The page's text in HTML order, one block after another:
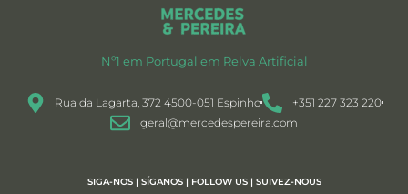
Nº1 em Portugal em Relva Artificial
Rua da Lagarta, 372 4500-051 Espinho
+351 227 323 220
geral@mercedespereira.com
SIGA-NOS | SÍGANOS | FOLLOW US | SUIVEZ-NOUS